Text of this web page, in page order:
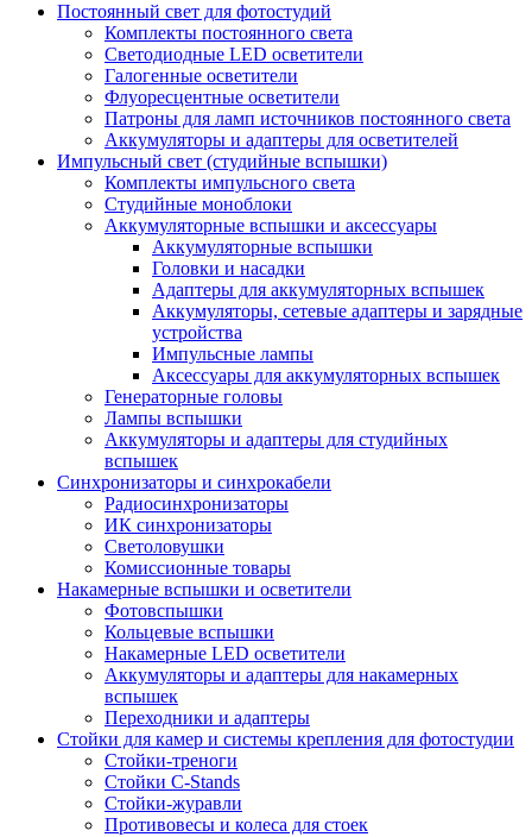
Постоянный свет для фотостудий
Комплекты постоянного света
Светодиодные LED осветители
Галогенные осветители
Флуоресцентные осветители
Патроны для ламп источников постоянного света
Аккумуляторы и адаптеры для осветителей
Импульсный свет (студийные вспышки)
Комплекты импульсного света
Студийные моноблоки
Аккумуляторные вспышки и аксессуары
Аккумуляторные вспышки
Головки и насадки
Адаптеры для аккумуляторных вспышек
Аккумуляторы, сетевые адаптеры и зарядные
устройства
Импульсные лампы
Аксессуары для аккумуляторных вспышек
Генераторные головы
Лампы вспышки
Аккумуляторы и адаптеры для студийных
вспышек
Синхронизаторы и синхрокабели
Радиосинхронизаторы
ИК синхронизаторы
Светоловушки
Комиссионные товары
Накамерные вспышки и осветители
Фотовспышки
Кольцевые вспышки
Накамерные LED осветители
Аккумуляторы и адаптеры для накамерных
вспышек
Переходники и адаптеры
Стойки для камер и системы крепления для фотостудии
Стойки-треноги
Стойки C-Stands
Стойки-журавли
Противовесы и колеса для стоек